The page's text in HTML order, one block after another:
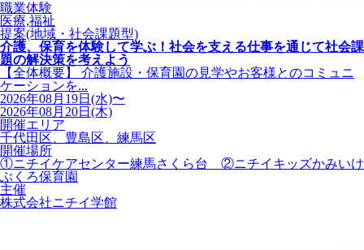
職業体験
医療,福祉
提案(地域・社会課題型)
介護、保育を体験して学ぶ！社会を支える仕事を通じて社会課
題の解決策を考えよう
【全体概要】 介護施設・保育園の見学やお客様とのコミュニ
ケーションを...
2026年08月19日(水)〜
2026年08月20日(木)
開催エリア
千代田区、豊島区、練馬区
開催場所
①ニチイケアセンター練馬さくら台 ②ニチイキッズかみいけ
ぶくろ保育園
主催
株式会社ニチイ学館